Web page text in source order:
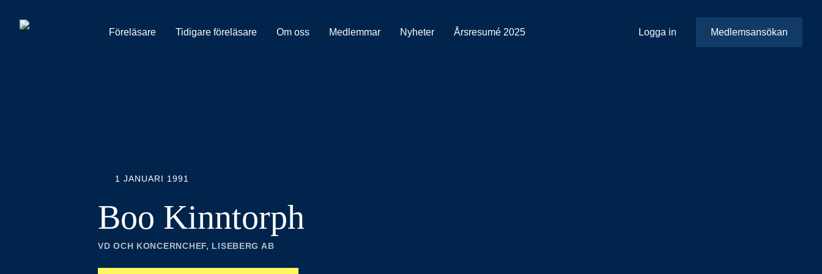
Föreläsare Tidigare föreläsare Om oss Medlemmar Nyheter Årsresumé 2025 Logga in Medlemsansökan
1 JANUARI 1991
Boo Kinntorph
VD OCH KONCERNCHEF, LISEBERG AB